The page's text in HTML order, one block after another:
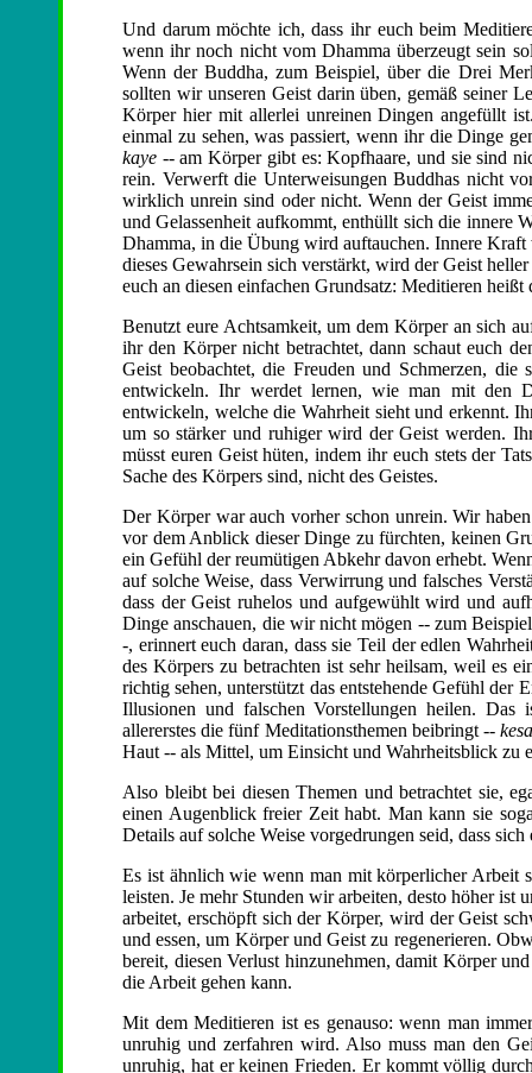
Und darum möchte ich, dass ihr euch beim
wenn ihr noch nicht vom Dhamma überzeugt sein
Wenn der Buddha, zum Beispiel, über die Drei
sollten wir unseren Geist darin üben, gemäß seiner
Körper hier mit allerlei unreinen Dingen angefüllt
einmal zu sehen, was passiert, wenn ihr die Dinge
kaye -- am Körper gibt es: Kopfhaare, und sie sind
rein. Verwerft die Unterweisungen Buddhas nicht
wirklich unrein sind oder nicht. Wenn der Geist
und Gelassenheit aufkommt, enthüllt sich die innere
Dhamma, in die Übung wird auftauchen. Innere
dieses Gewahrsein sich verstärkt, wird der Geist
euch an diesen einfachen Grundsatz: Meditieren
Benutzt eure Achtsamkeit, um dem Körper an sich
ihr den Körper nicht betrachtet, dann schaut euch
Geist beobachtet, die Freuden und Schmerzen,
entwickeln. Ihr werdet lernen, wie man mit den
entwickeln, welche die Wahrheit sieht und erkennt.
um so stärker und ruhiger wird der Geist werden.
müsst euren Geist hüten, indem ihr euch stets der
Sache des Körpers sind, nicht des Geistes.
Der Körper war auch vorher schon unrein. Wir
vor dem Anblick dieser Dinge zu fürchten, keinen
ein Gefühl der reumütigen Abkehr davon erhebt.
auf solche Weise, dass Verwirrung und falsches
dass der Geist ruhelos und aufgewühlt wird und
Dinge anschauen, die wir nicht mögen -- zum
-, erinnert euch daran, dass sie Teil der edlen
des Körpers zu betrachten ist sehr heilsam, weil es
richtig sehen, unterstützt das entstehende Gefühl der
Illusionen und falschen Vorstellungen heilen.
allererstes die fünf Meditationsthemen beibringt --
Haut -- als Mittel, um Einsicht und Wahrheitsblick zu
Also bleibt bei diesen Themen und betrachtet sie,
einen Augenblick freier Zeit habt. Man kann sie
Details auf solche Weise vorgedrungen seid, dass
Es ist ähnlich wie wenn man mit körperlicher Arbeit
leisten. Je mehr Stunden wir arbeiten, desto höher
arbeitet, erschöpft sich der Körper, wird der Geist
und essen, um Körper und Geist zu regenerieren.
bereit, diesen Verlust hinzunehmen, damit Körper
die Arbeit gehen kann.
Mit dem Meditieren ist es genauso: wenn man
unruhig und zerfahren wird. Also muss man den
unruhig, hat er keinen Frieden. Er kommt völlig